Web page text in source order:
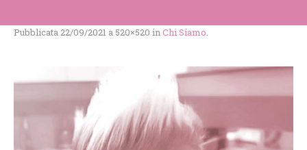
Pubblicata 22/09/2021 a 520×520 inChi Siamo.